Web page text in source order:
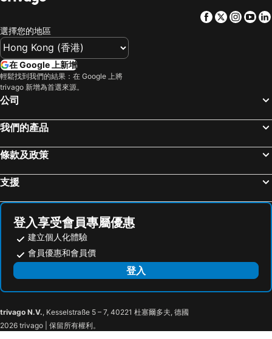
Facebook
Twitter
選擇您的地區
在 Google 上新增
輕鬆找到我們的結果：在 Google 上將
trivago 新增為首選來源。
公司
我們的產品
條款及政策
支援
登入享受會員專屬優惠
建立個人化體驗
會員優惠和會員價
登入
trivago N.V., Kesselstraße 5 – 7, 40221 杜塞爾多夫, 德國
2026 trivago | 保留所有權利。